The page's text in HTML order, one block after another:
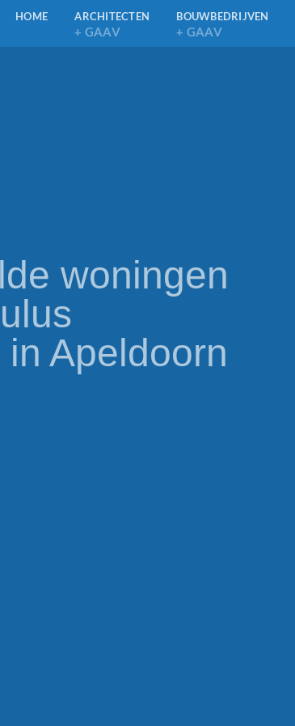
HOME ARCHITECTEN
+ GAAV
BOUWBEDRIJVEN
+ GAAV
woningen
Apeldoorn